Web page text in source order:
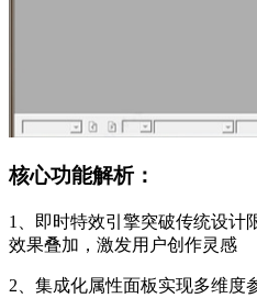
核心功能解析：
1、即时特效引擎突破传统设计
效果叠加，激发用户创作灵感
2、集成化属性面板实现多维度